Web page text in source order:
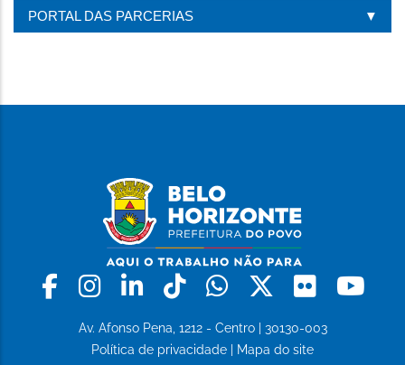
PORTAL DAS PARCERIAS
Facebook
Instagram
LinkedinTiktokWhatsapp
X Flickr
Av. Afonso Pena, 1212 - Centro | 30130-003
Política de privacidade
Mapa do site